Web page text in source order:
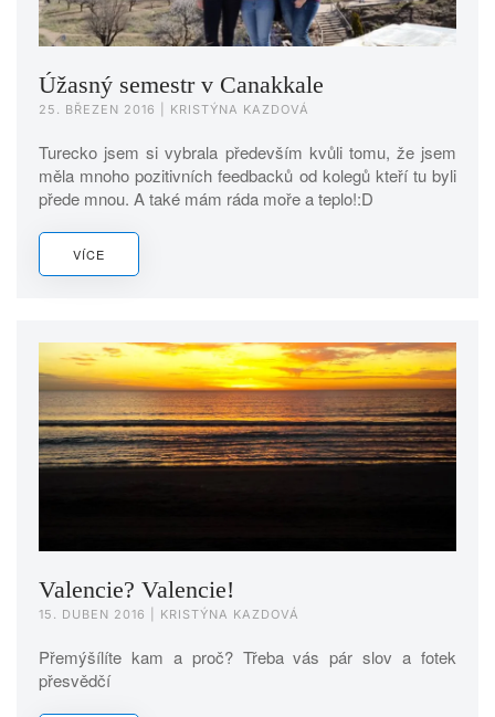
Úžasný semestr v Canakkale
25. BŘEZEN 2016 | KRISTÝNA KAZDOVÁ
Turecko jsem si vybrala především kvůli tomu, že jsem
měla mnoho pozitivních feedbacků od kolegů kteří tu byli
přede mnou. A také mám ráda moře a teplo!:D
VÍCE
Valencie? Valencie!
15. DUBEN 2016 | KRISTÝNA KAZDOVÁ
Přemýšílíte kam a proč? Třeba vás pár slov a fotek
přesvědčí